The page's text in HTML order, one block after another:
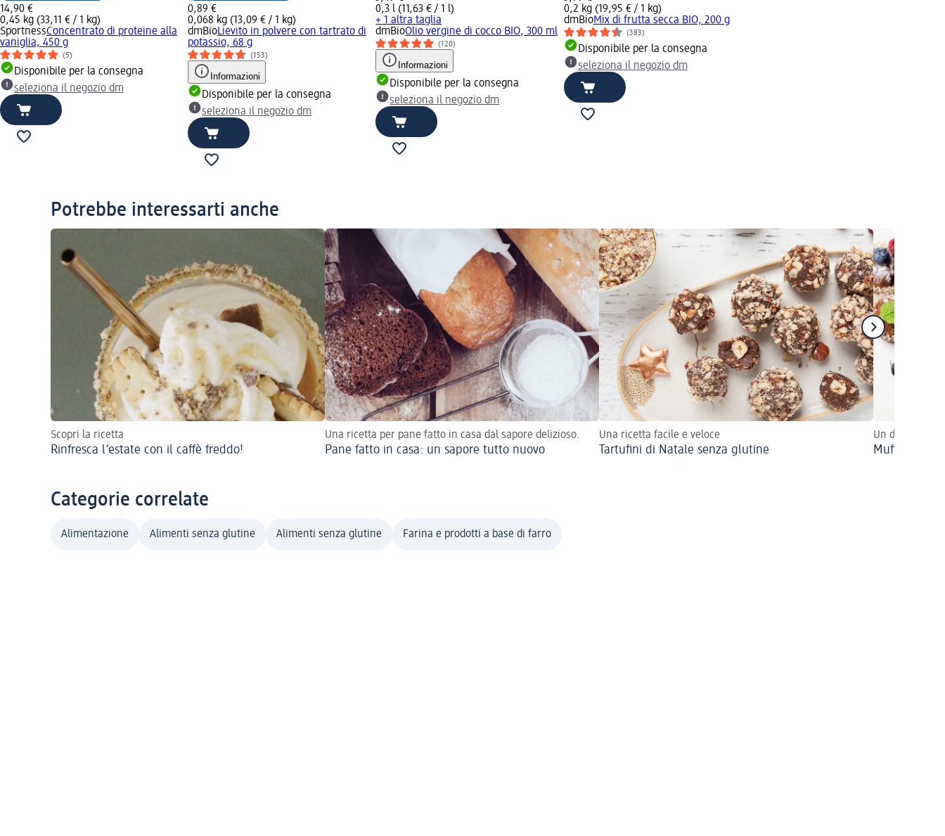
14,90 €
0,45 kg (33,11 € / 1 kg)
SportnessConcentrato di proteine alla
vaniglia, 450 g
(5)
Disponibile per la consegna
seleziona il negozio dm
0,89 €
0,068 kg (13,09 € / 1 kg)
dmBioLievito in polvere con tartrato di
potassio, 68 g
(153)
Informazioni
Disponibile per la consegna
seleziona il negozio dm
0,3 l (11,63 € / 1 l)
+ 1 altra taglia
dmBioOlio vergine di cocco BIO, 300 ml
(120)
Informazioni
Disponibile per la consegna
seleziona il negozio dm
0,2 kg (19,95 € / 1 kg)
dmBioMix di frutta secca BIO, 200 g
(383)
Disponibile per la consegna
seleziona il negozio dm
Potrebbe interessarti anche
Scopri la ricetta
Rinfresca l’estate con il caffè freddo!
Una ricetta per pane fatto in casa dal sapore delizioso.
Pane fatto in casa: un sapore tutto nuovo
Una ricetta facile e veloce
Tartufini di Natale senza glutine
Un dessert
Muffin alla
Categorie correlate
Alimentazione Alimenti senza glutine Alimenti senza glutine Farina e prodotti a base di farro